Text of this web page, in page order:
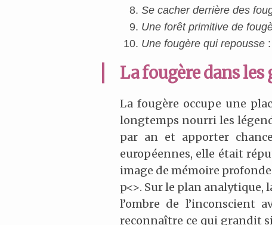
Se cacher derrière des
Une forêt primitive de
Une fougère qui repousse
La fougère dans
La fougère occupe une
longtemps nourri les
par an et apporter
européennes, elle était
image de mémoire
p<>. Sur le plan analytique,
l’ombre de l’inconscient
reconnaître ce qui grandit